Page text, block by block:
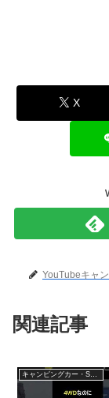
X
YouTubeキャ
関連記事